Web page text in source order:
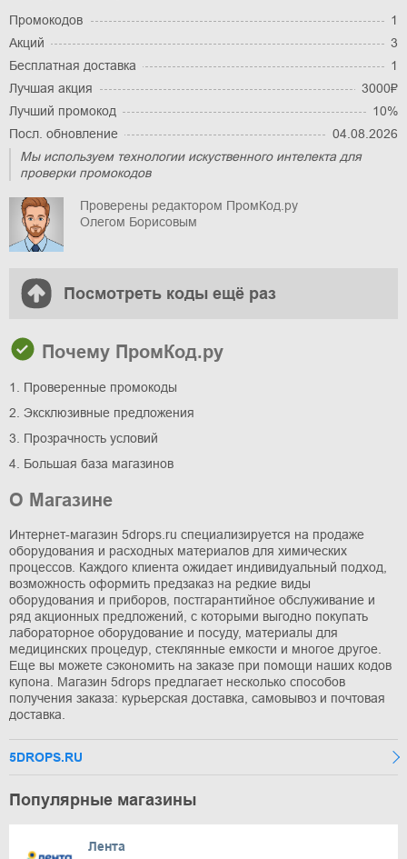
Промокодов
1
Акций
3
Бесплатная доставка
1
Лучшая акция
3000₽
Лучший промокод
10%
Посл. обновление
04.08.2026
Мы используем технологии искуственного интелекта для
проверки промокодов
Проверены редактором ПромКод.ру
Олегом Борисовым
Посмотреть коды ещё раз
Почему ПромКод.ру
1. Проверенные промокоды
2. Эксклюзивные предложения
3. Прозрачность условий
4. Большая база магазинов
О Магазине
Интернет-магазин 5drops.ru специализируется на продаже
оборудования и расходных материалов для химических
процессов. Каждого клиента ожидает индивидуальный подход,
возможность оформить предзаказ на редкие виды
оборудования и приборов, постгарантийное обслуживание и
ряд акционных предложений, с которыми выгодно покупать
лабораторное оборудование и посуду, материалы для
медицинских процедур, стеклянные емкости и многое другое.
Еще вы можете сэкономить на заказе при помощи наших кодов
купона. Магазин 5drops предлагает несколько способов
получения заказа: курьерская доставка, самовывоз и почтовая
доставка.
5DROPS.RU
Популярные магазины
Лента